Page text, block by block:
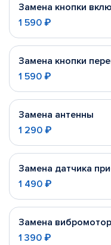
Замена кнопки
1 590 ₽
Замена кнопки
1 590 ₽
Замена антенны
1 290 ₽
Замена датчика
1 490 ₽
Замена
1 390 ₽